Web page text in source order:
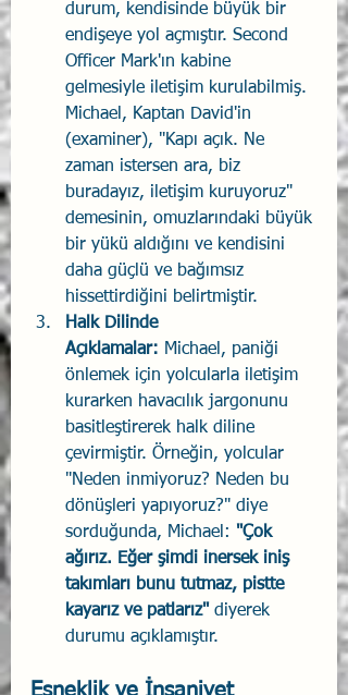
durum, kendisinde büyük bir
endişeye yol açmıştır. Second
Officer Mark'ın kabine
gelmesiyle iletişim kurulabilmiş.
Michael, Kaptan David'in
(examiner), "Kapı açık. Ne
zaman istersen ara, biz
buradayız, iletişim kuruyoruz"
demesinin, omuzlarındaki büyük
bir yükü aldığını ve kendisini
daha güçlü ve bağımsız
hissettirdiğini belirtmiştir.
Halk Dilinde
Açıklamalar: Michael, paniği
önlemek için yolcularla iletişim
kurarken havacılık jargonunu
basitleştirerek halk diline
çevirmiştir. Örneğin, yolcular
"Neden inmiyoruz? Neden bu
dönüşleri yapıyoruz?" diye
sorduğunda, Michael: "Çok
ağırız. Eğer şimdi inersek iniş
takımları bunu tutmaz, pistte
kayarız ve patlarız" diyerek
durumu açıklamıştır.